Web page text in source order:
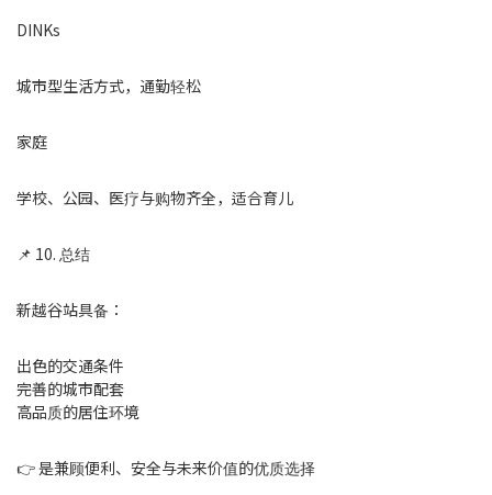
DINKs
城市型生活方式，通勤轻松
家庭
学校、公园、医疗与购物齐全，适合育儿
📌 10. 总结
新越谷站具备：
出色的交通条件
完善的城市配套
高品质的居住环境
👉 是兼顾便利、安全与未来价值的优质选择